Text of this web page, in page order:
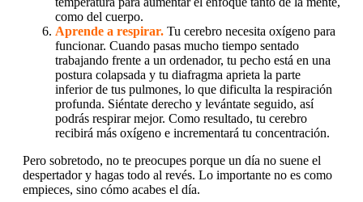
como del cuerpo.
Aprende a respirar. Tu cerebro necesita oxígeno para
funcionar. Cuando pasas mucho tiempo sentado
trabajando frente a un ordenador, tu pecho está en una
postura colapsada y tu diafragma aprieta la parte
inferior de tus pulmones, lo que dificulta la respiración
profunda. Siéntate derecho y levántate seguido, así
podrás respirar mejor. Como resultado, tu cerebro
recibirá más oxígeno e incrementará tu concentración.
Pero sobretodo, no te preocupes porque un día no suene el
despertador y hagas todo al revés. Lo importante no es como
empieces, sino cómo acabes el día.